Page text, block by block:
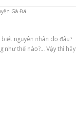
Gà Đá
biết nguyên nhân do đâu?
như thế nào?… Vậy thì hãy